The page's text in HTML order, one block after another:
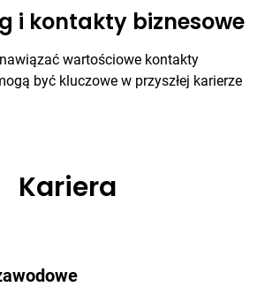
i kontakty biznesowe
wartościowe kontakty
być kluczowe w przyszłej karierze
Kariera